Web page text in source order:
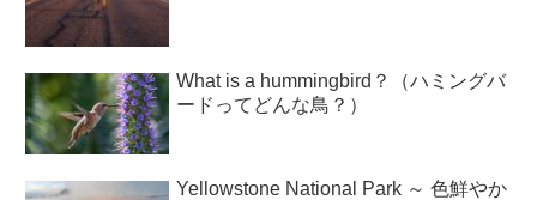
What is a hummingbird？（ハミングバ
ードってどんな鳥？）
Yellowstone National Park ～ 色鮮やか